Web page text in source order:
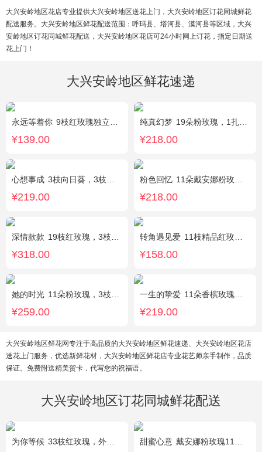
大兴安岭地区花店专业提供大兴安岭地区送花上门，大兴安岭地区订花同城鲜花
配送服务。大兴安岭地区鲜花配送范围：呼玛县、塔河县、漠河县等区域，大兴
安岭地区订花同城鲜花配送，大兴安岭地区花店可24小时网上订花，指定日期送
花上门！
大兴安岭地区鲜花速递
永远等着你 9枝红玫瑰独立包装，黄英丰满。
¥139.00
纯真幻梦 19朵粉玫瑰，1扎满天星间插丰满
¥218.00
心想事成 3枝向日葵，3枝香槟玫瑰，搭配桔梗、尤加利叶
¥219.00
粉色回忆 11朵戴安娜粉玫瑰，尤加利间插，丰满搭配绿叶
¥218.00
深情款款 19枝红玫瑰，3枝白百合，3枝粉百合，搭配满天星，绿叶等配材
¥318.00
转角遇见爱 11枝精品红玫瑰，桔梗适量搭配
¥158.00
她的时光 11朵粉玫瑰，3枝白色多头百合，白色洋桔梗
¥259.00
一生的挚爱 11朵香槟玫瑰，搭配适量叶上黄金，随机赠送一个小熊。
¥219.00
大兴安岭地区鲜花网专注于高品质的大兴安岭地区鲜花速递、大兴安岭地区花店
送花上门服务，优选新鲜花材，大兴安岭地区鲜花店专业花艺师亲手制作，品质
保证。免费附送精美贺卡，代写您的祝福语。
大兴安岭地区订花同城鲜花配送
为你等候 33枝红玫瑰，外围满天星和黄莺，随机赠送两只公仔 甜蜜心意 戴安娜粉玫瑰11枝，浅紫勿忘我、尤加利搭配